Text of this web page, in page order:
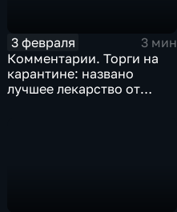
3 февраля
3 мин
Комментарии. Торги на
карантине: названо
лучшее лекарство от